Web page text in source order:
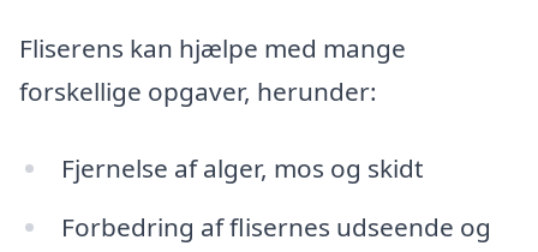
Fliserens kan hjælpe med mange
forskellige opgaver, herunder:
Fjernelse af alger, mos og skidt
Forbedring af flisernes udseende og